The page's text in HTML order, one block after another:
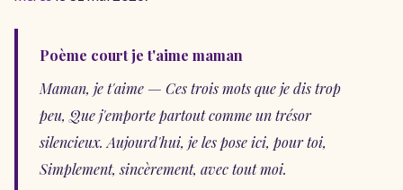
Poème court je t'aime maman
Maman, je t'aime — Ces trois mots que je dis trop
peu, Que j'emporte partout comme un trésor
silencieux. Aujourd'hui, je les pose ici, pour toi,
Simplement, sincèrement, avec tout moi.